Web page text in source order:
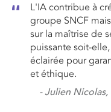
L'IA contribue à
groupe SNCF
sur la maîtrise de
puissante soit-
éclairée pour
et éthique.
- Julien